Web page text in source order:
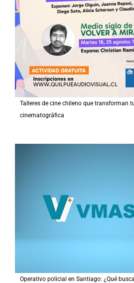
Talleres de cine chileno que transforman
cinematográfica
Operativo policial en Santiago: ¿Qué